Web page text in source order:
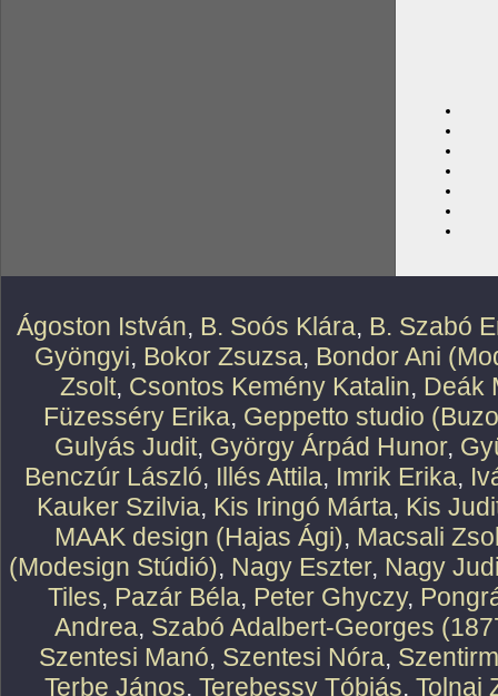
Ágoston István, B. Soós Klára, B. Szabó
Gyöngyi, Bokor Zsuzsa, Bondor Ani
Zsolt, Csontos Kemény Katalin, Deák
Füzesséry Erika, Geppetto studio
Gulyás Judit, György Árpád Hunor,
Benczúr László, Illés Attila, Imrik Erika,
Kauker Szilvia, Kis Iringó Márta, Kis
MAAK design (Hajas Ági), Macsali
(Modesign Stúdió), Nagy Eszter, Nagy
Tiles, Pazár Béla, Peter Ghyczy,
Andrea, Szabó Adalbert-Georges
Szentesi Manó, Szentesi Nóra,
Terbe János, Terebessy Tóbiás, Tolnai